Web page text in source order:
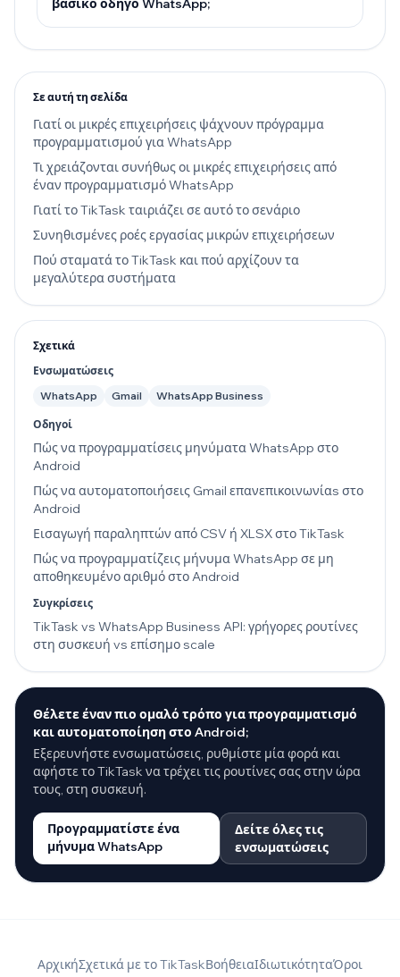
βασικό οδηγό WhatsApp;
Σε αυτή τη σελίδα
Γιατί οι μικρές επιχειρήσεις ψάχνουν πρόγραμμα
προγραμματισμού για WhatsApp
Τι χρειάζονται συνήθως οι μικρές επιχειρήσεις από
έναν προγραμματισμό WhatsApp
Γιατί το TikTask ταιριάζει σε αυτό το σενάριο
Συνηθισμένες ροές εργασίας μικρών επιχειρήσεων
Πού σταματά το TikTask και πού αρχίζουν τα
μεγαλύτερα συστήματα
Σχετικά
Ενσωματώσεις
WhatsApp
Gmail WhatsApp Business
Οδηγοί
Πώς να προγραμματίσεις μηνύματα WhatsApp στο
Android
Πώς να αυτοματοποιήσεις Gmail επανεπικοινωνίαs στο
Android
Εισαγωγή παραληπτών από CSV ή XLSX στο TikTask
Πώς να προγραμματίζεις μήνυμα WhatsApp σε μη
αποθηκευμένο αριθμό στο Android
Συγκρίσεις
TikTask vs WhatsApp Business API: γρήγορες ρουτίνες
στη συσκευή vs επίσημο scale
Θέλετε έναν πιο ομαλό τρόπο για προγραμματισμό
και αυτοματοποίηση στο Android;
Εξερευνήστε ενσωματώσεις, ρυθμίστε μία φορά και
αφήστε το TikTask να τρέχει τις ρουτίνες σας στην ώρα
τους, στη συσκευή.
Προγραμματίστε ένα
μήνυμα WhatsApp
Δείτε όλες τις
ενσωματώσεις
ΑρχικήΣχετικά με το TikTaskΒοήθειαΙδιωτικότηταΌροι